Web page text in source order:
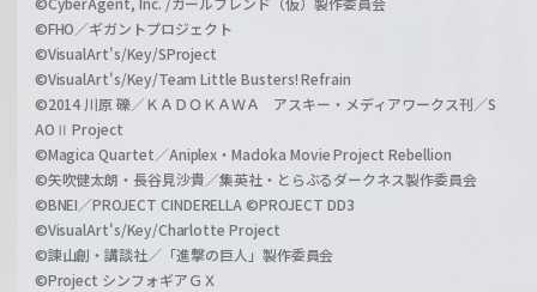
©FHO／ギガントプロジェクト
©VisualArt's/Key/SProject
©VisualArt's/Key/Team Little Busters! Refrain
©2014 川原 礫／ＫＡＤＯＫＡＷＡ アスキー・メディアワークス刊／S
AOⅡ Project
©Magica Quartet／Aniplex・Madoka Movie Project Rebellion
©矢吹健太朗・長谷見沙貴／集英社・とらぶるダークネス製作委員会
©BNEI／PROJECT CINDERELLA ©PROJECT DD3
©VisualArt's/Key/Charlotte Project
©諫山創・講談社／「進撃の巨人」製作委員会
©Project シンフォギアＧＸ